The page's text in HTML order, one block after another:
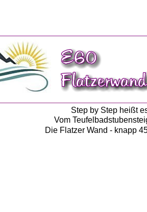
Step by Step heißt
Vom
Die Flatzer Wand - knapp